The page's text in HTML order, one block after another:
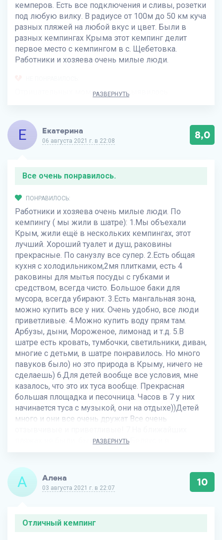
кемперов. Есть все подключения и сливы, розетки
под любую вилку. В радиусе от 100м до 50 км куча
разных пляжей на любой вкус и цвет. Были в
разных кемпингах Крыма этот кемпинг делит
первое место с кемпингом в с. Щебетовка.
Работники и хозяева очень милые люди.
Отрицательных моментов не выявилось
РАЗВЕРНУТЬ
Е Екатерина
06 августа 2021 г. в 22:08 8,0
Все очень понравилось.
ПОНРАВИЛОСЬ:
Работники и хозяева очень милые люди. По
кемпингу ( мы жили в шатре): 1.Мы объехали
Крым, жили ещё в нескольких кемпингах, этот
лучший. Хороший туалет и душ, раковины
прекрасные. По санузлу все супер. 2.Есть общая
кухня с холодильником,2мя плитками, есть 4
раковины для мытья посуды с губками и
средством, всегда чисто. Большое баки для
мусора, всегда убирают. 3.Есть мангальная зона,
можно купить все у них. Очень удобно, все люди
приветливые. 4.Можно купить воду прям там.
Арбузы, дыни, Мороженое, лимонад и т.д. 5.В
шатре есть кровать, тумбочки, светильники, диван,
многие с детьми, в шатре понравилось. Но много
павуков было) но это природа в Крыму, ничего не
сделаешь) 6.Для детей вообще все условия, мне
казалось, что это их туса вообще. Прекрасная
большая площадка и песочница. Часов в 7 у них
начинается туса с музыкой, они на отдыхе))Детей
много и они все очень дружат Все очень
пляжах не были, были на косе Беляус и в
НЕ ПОНРАВИЛОСЬ:
Не указано
РАЗВЕРНУТЬ
А Алена
03 августа 2021 г. в 22:07 10
Отличный кемпинг